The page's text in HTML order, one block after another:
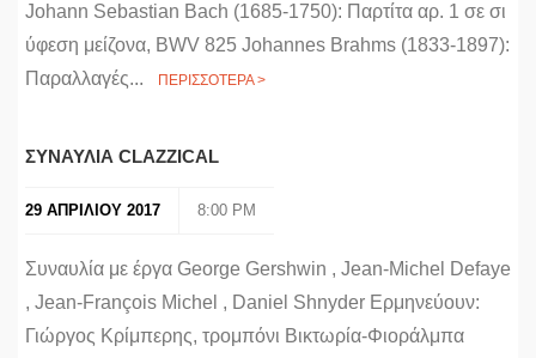
Johann Sebastian Bach (1685-1750): Παρτίτα αρ. 1 σε σι
ύφεση μείζονα, BWV 825 Johannes Brahms (1833-1897):
Παραλλαγές...
ΠΕΡΙΣΣΟΤΕΡΑ >
ΣΥΝΑΥΛΙΑ CLAZZICAL
29 ΑΠΡΙΛΙΟΥ 2017 8:00 PM
Συναυλία με έργα George Gershwin , Jean-Michel Defaye
, Jean-François Michel , Daniel Shnyder Ερμηνεύουν:
Γιώργος Κρίμπερης, τρομπόνι Βικτωρία-Φιοράλμπα